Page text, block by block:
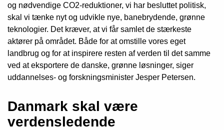
og nødvendige CO2-reduktioner, vi har besluttet politisk,
skal vi tænke nyt og udvikle nye, banebrydende, grønne
teknologier. Det kræver, at vi får samlet de stærkeste
aktører på området. Både for at omstille vores eget
landbrug og for at inspirere resten af verden til det samme
ved at eksportere de danske, grønne løsninger, siger
uddannelses- og forskningsminister Jesper Petersen.
Danmark skal være
verdensledende